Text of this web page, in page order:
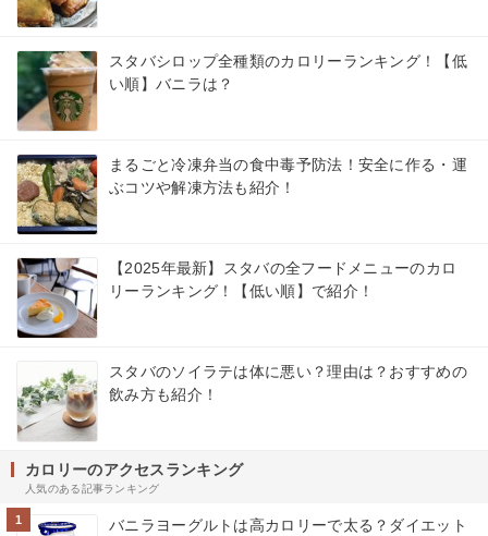
スタバシロップ全種類のカロリーランキング！【低
い順】バニラは？
まるごと冷凍弁当の食中毒予防法！安全に作る・運
ぶコツや解凍方法も紹介！
【2025年最新】スタバの全フードメニューのカロ
リーランキング！【低い順】で紹介！
スタバのソイラテは体に悪い？理由は？おすすめの
飲み方も紹介！
カロリーのアクセスランキング
人気のある記事ランキング
1
バニラヨーグルトは高カロリーで太る？ダイエット